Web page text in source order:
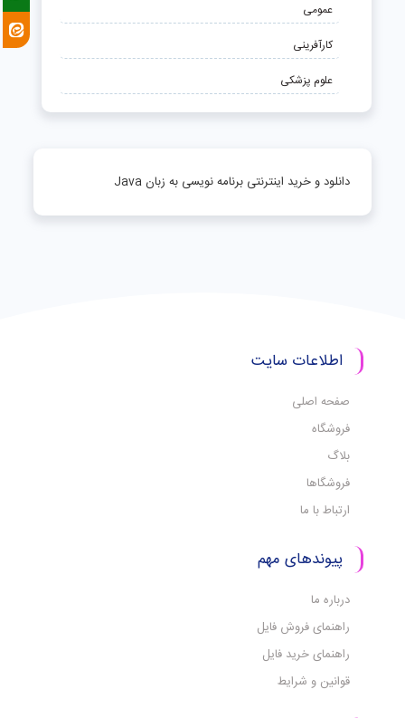
عمومی
کارآفرینی
علوم پزشکی
دانلود و خرید اینترنتی برنامه نویسی به زبان Java
اطلاعات سایت
صفحه اصلی
فروشگاه
بلاگ
فروشگاها
ارتباط با ما
پیوندهای مهم
درباره ما
راهنمای فروش فایل
راهنمای خرید فایل
قوانین و شرایط